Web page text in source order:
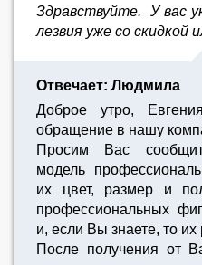
Здравствуйте. У вас
лезвия уже со скидкой
Отвечает: Людмила
Доброе утро,
обращение в нашу
Просим Вас
модель
их цвет, размер и
профессиональных
и, если Вы знаете, то их
После получения от